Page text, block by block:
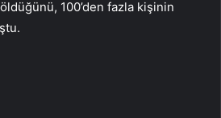
100’den fazla kişinin